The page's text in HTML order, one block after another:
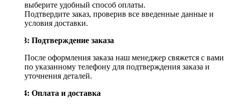
выберите удобный способ оплаты.
Подтвердите заказ, проверив все введенные данные и
условия доставки.
Шаг 3: Подтверждение заказа
После оформления заказа наш менеджер свяжется с вами
по указанному телефону для подтверждения заказа и
уточнения деталей.
Шаг 4: Оплата и доставка